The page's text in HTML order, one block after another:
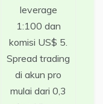
leverage
1:100 dan
komisi US$ 5.
Spread trading
di akun pro
mulai dari 0,3